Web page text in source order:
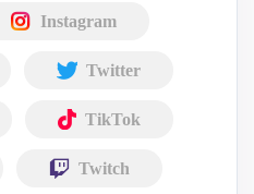
Instagram
Twitter
TikTok
Twitch